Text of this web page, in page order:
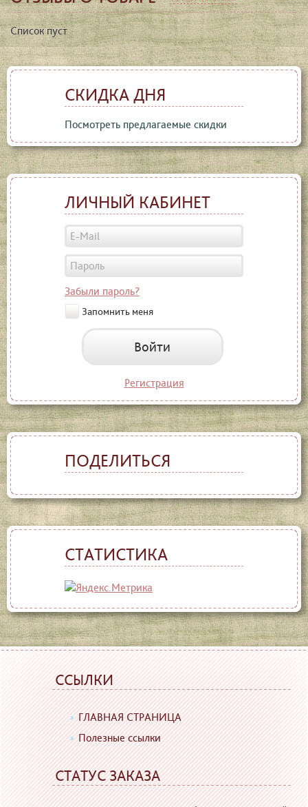
Список пуст
СКИДКА ДНЯ
Посмотреть предлагаемые скидки
ЛИЧНЫЙ КАБИНЕТ
Забыли пароль?
Запомнить меня
Войти
Регистрация
ПОДЕЛИТЬСЯ
СТАТИСТИКА
ССЫЛКИ
ГЛАВНАЯ СТРАНИЦА
Полезные ссылки
СТАТУС ЗАКАЗА